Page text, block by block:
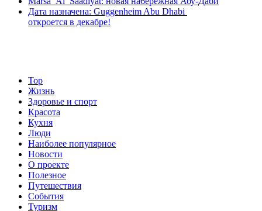
Дата назначена: Guggenheim Abu Dhabi
откроется в декабре!
Top
Жизнь
Здоровье и спорт
Красота
Кухня
Люди
Наиболее популярное
Новости
О проекте
Полезное
Путешествия
События
Туризм